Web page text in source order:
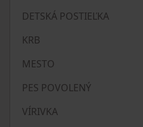
DETSKÁ POSTIEĽKA
KRB
MESTO
PES POVOLENÝ
VÍRIVKA